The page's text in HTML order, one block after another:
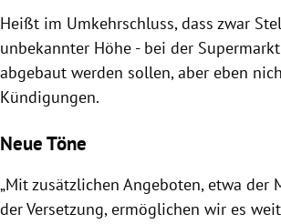
Heißt im Umkehrschluss, dass zwar
unbekannter Höhe - bei der
abgebaut werden sollen, aber eben
Kündigungen.
Neue Töne
„Mit zusätzlichen Angeboten, etwa der
der Versetzung, ermöglichen wir es